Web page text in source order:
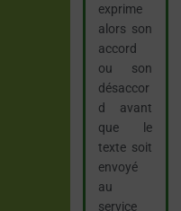
exprime
alors son
accord
ou son
désaccor
d avant
que le
texte soit
envoyé
au
service